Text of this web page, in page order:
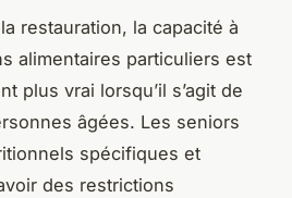
restauration, la capacité à
alimentaires particuliers est
plus vrai lorsqu’il s’agit de
âgées. Les seniors
spécifiques et
des restrictions